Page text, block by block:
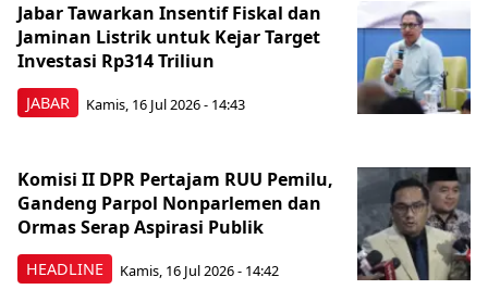
JABAR
Jabar Tawarkan Insentif Fiskal dan
Jaminan Listrik untuk Kejar Target
Investasi Rp314 Triliun
Kamis, 16 Jul 2026 - 14:43
HEADLINE
Komisi II DPR Pertajam RUU Pemilu,
Gandeng Parpol Nonparlemen dan
Ormas Serap Aspirasi Publik
Kamis, 16 Jul 2026 - 14:42